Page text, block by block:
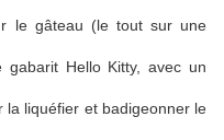
le gâteau (le tout sur une
Hello Kitty, avec un
la liquéfier et badigeonner le